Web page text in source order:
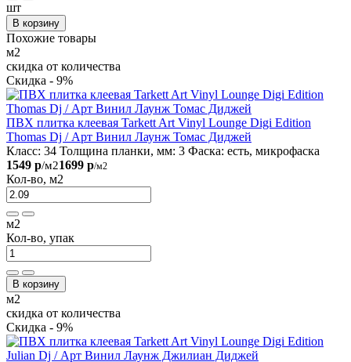
шт
В корзину
Похожие товары
м2
скидка от количества
Скидка - 9%
ПВХ плитка клеевая Tarkett Art Vinyl Lounge Digi Edition
Thomas Dj / Арт Винил Лаунж Томас Диджей
Класс: 34 Толщина планки, мм: 3 Фаска: есть, микрофаска
1549 р/м21699 р/м2
Кол-во, м2
м2
Кол-во, упак
В корзину
м2
скидка от количества
Скидка - 9%